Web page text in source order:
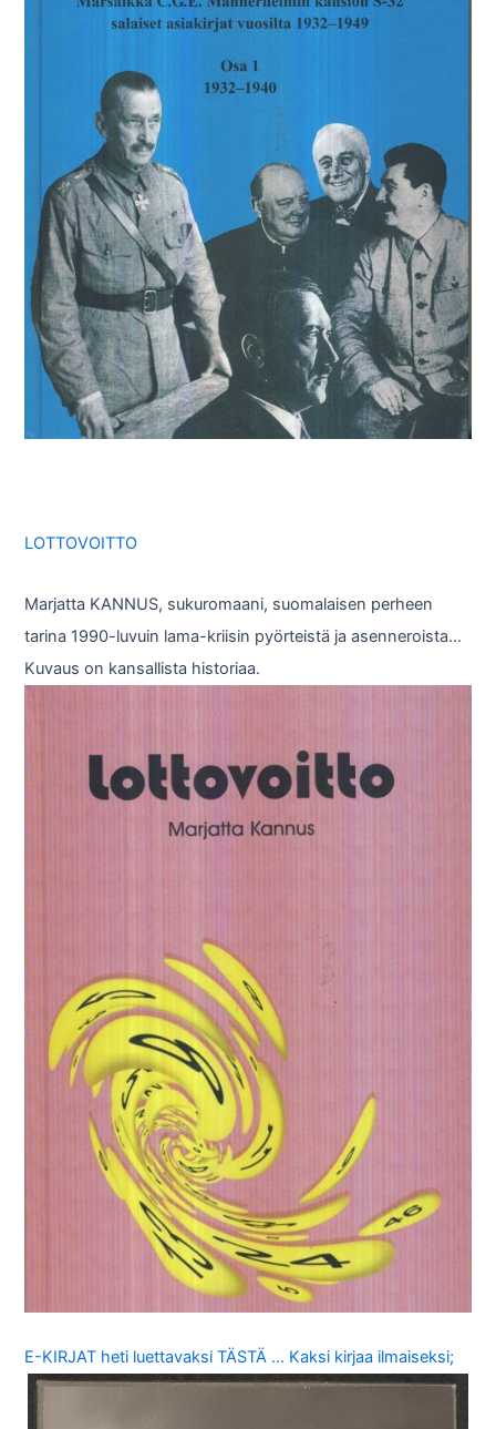
LOTTOVOITTO
Marjatta KANNUS, sukuromaani, suomalaisen perheen
tarina 1990-luvuin lama-kriisin pyörteistä ja asenneroista…
Kuvaus on kansallista historiaa.
E-KIRJAT heti luettavaksi TÄSTÄ … Kaksi kirjaa ilmaiseksi;